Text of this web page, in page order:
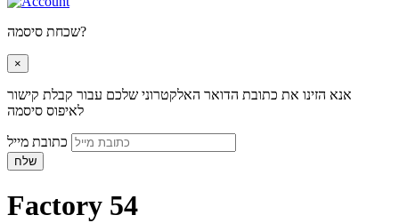
שכחת סיסמה?
×
אנא הזינו את כתובת הדואר האלקטרוני שלכם עבור קבלת קישור
לאיפוס סיסמה
שלח
Factory 54